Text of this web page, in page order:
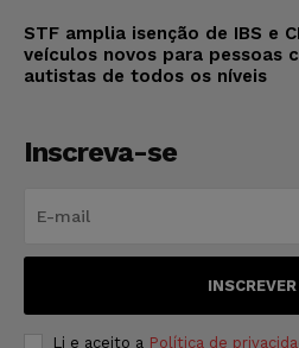
STF amplia isenção de IBS e
veículos novos para pessoas
autistas de todos os níveis
Inscreva-se
INSCREVER
Li e aceito a Política de